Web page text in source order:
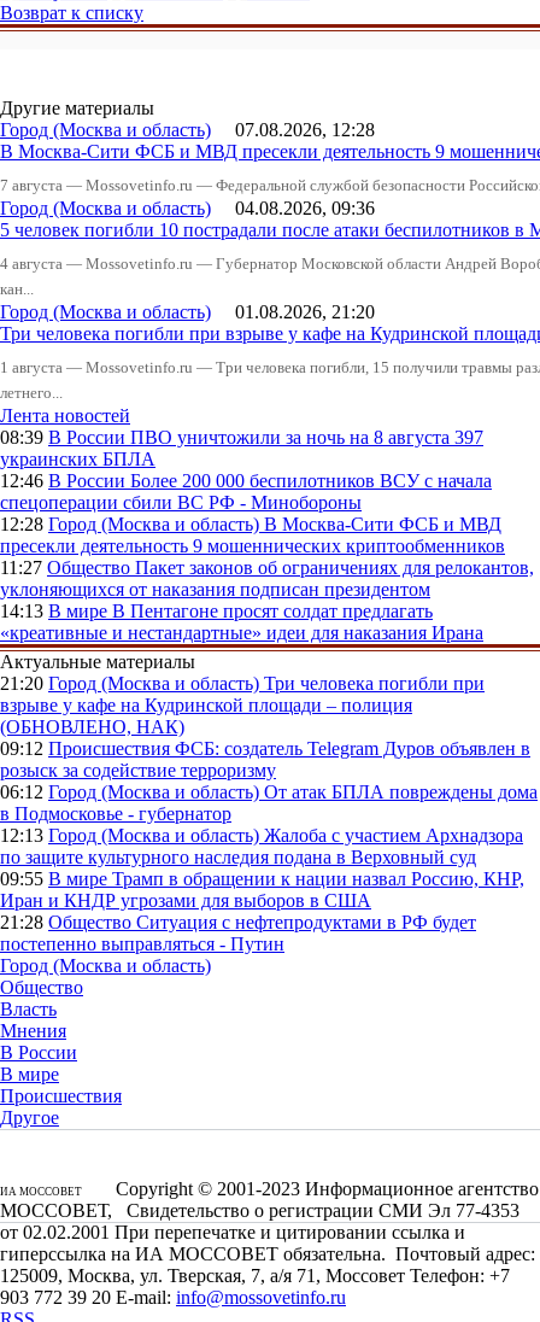
Возврат к списку
Другие материалы
Город (Москва и область) 07.08.2026, 12:28
В Москва-Сити ФСБ и МВД пресекли деятельность 9
7 августа — Mossovetinfo.ru — Федеральной службой безопасности
Город (Москва и область) 04.08.2026, 09:36
5 человек погибли 10 пострадали после атаки беспилотников в
4 августа — Mossovetinfo.ru — Губернатор Московской области Андрей
кан...
Город (Москва и область) 01.08.2026, 21:20
Три человека погибли при взрыве у кафе на Кудринской
1 августа — Mossovetinfo.ru — Три человека погибли, 15 получили травмы
летнего...
Лента новостей
08:39 В России ПВО уничтожили за ночь на 8 августа 397
украинских БПЛА
12:46 В России Более 200 000 беспилотников ВСУ с начала
спецоперации сбили ВС РФ - Минобороны
12:28 Город (Москва и область) В Москва-Сити ФСБ и МВД
пресекли деятельность 9 мошеннических криптообменников
11:27 Общество Пакет законов об ограничениях для релокантов,
уклоняющихся от наказания подписан президентом
14:13 В мире В Пентагоне просят солдат предлагать
«креативные и нестандартные» идеи для наказания Ирана
Актуальные материалы
21:20 Город (Москва и область) Три человека погибли при
взрыве у кафе на Кудринской площади – полиция
(ОБНОВЛЕНО, НАК)
09:12 Происшествия ФСБ: создатель Telegram Дуров объявлен в
розыск за содействие терроризму
06:12 Город (Москва и область) От атак БПЛА повреждены дома
в Подмосковье - губернатор
12:13 Город (Москва и область) Жалоба с участием Архнадзора
по защите культурного наследия подана в Верховный суд
09:55 В мире Трамп в обращении к нации назвал Россию, КНР,
Иран и КНДР угрозами для выборов в США
21:28 Общество Ситуация с нефтепродуктами в РФ будет
постепенно выправляться - Путин
Город (Москва и область)
Общество
Власть
Мнения
В России
В мире
Происшествия
Другое
ИА МОССОВЕТ
Copyright © 2001-2023 Информационное агентство
МОССОВЕТ, Свидетельство о регистрации СМИ Эл 77-4353
от 02.02.2001 При перепечатке и цитировании ссылка и
гиперссылка на ИА МОССОВЕТ обязательна. Почтовый адрес:
125009, Москва, ул. Тверская, 7, а/я 71, Моссовет Телефон: +7
903 772 39 20 E-mail: info@mossovetinfo.ru